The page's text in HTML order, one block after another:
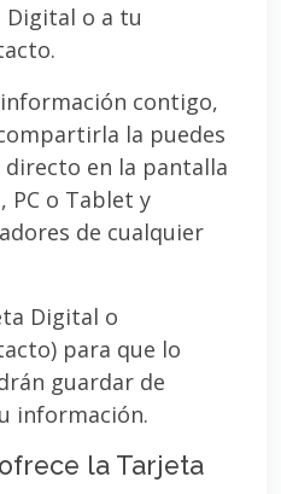
Digital o a tu
contigo,
la puedes
directo en la pantalla
PC o Tablet y
de cualquier
Digital o
para que lo
guardar de
información.
la Tarjeta